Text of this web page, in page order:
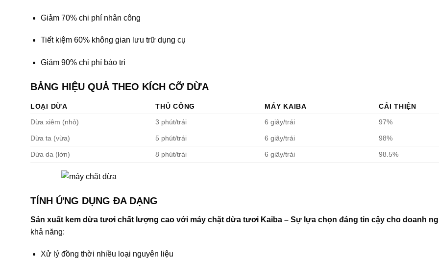
Giảm 70% chi phí nhân công
Tiết kiệm 60% không gian lưu trữ dụng cụ
Giảm 90% chi phí bảo trì
BẢNG HIỆU QUẢ THEO KÍCH CỠ DỪA
LOẠI DỪA THỦ CÔNG MÁY KAIBA
CẢI THIỆN
Dừa xiêm (nhỏ)
3 phút/trái 6 giây/trái 97%
Dừa ta (vừa) 5 phút/trái 6 giây/trái 98%
Dừa da (lớn) 8 phút/trái 6 giây/trái 98.5%
TÍNH ỨNG DỤNG ĐA DẠNG
Sản xuất kem dừa tươi chất lượng cao với máy chặt dừa tươi Kaiba – Sự lựa chọn đáng tin cậy cho doanh
khả năng:
Xử lý đồng thời nhiều loại nguyên liệu